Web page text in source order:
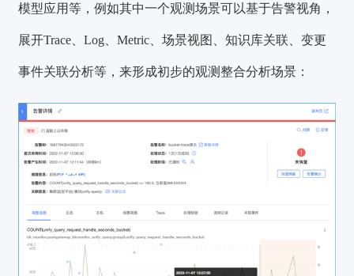
模型应用等，例如其中一个观测场景可以基于告警视角，
展开Trace、Log、Metric、场景视图、知识库关联、变更
事件关联分析等，来形成初步的观测整合分析场景：